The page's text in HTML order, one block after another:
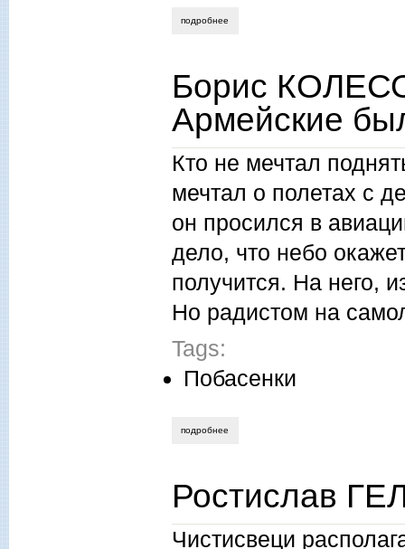
подробнее
Борис
Армейские
Кто не мечтал
мечтал о полетах с
он просился в
дело, что небо
получится. На него,
Но радистом на
Tags:
Побасенки
подробнее
Ростислав
Чистисвеци